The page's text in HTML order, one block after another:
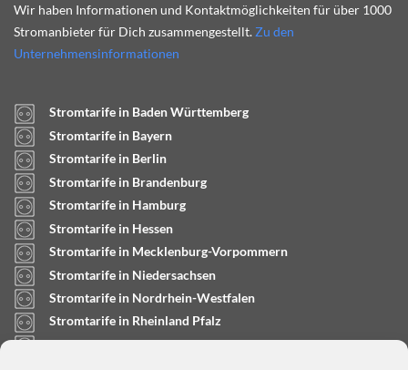
Wir haben Informationen und Kontaktmöglichkeiten für über 1000
Stromanbieter für Dich zusammengestellt. Zu den
Unternehmensinformationen
Stromtarife in Baden Württemberg
Stromtarife in Bayern
Stromtarife in Berlin
Stromtarife in Brandenburg
Stromtarife in Hamburg
Stromtarife in Hessen
Stromtarife in Mecklenburg-Vorpommern
Stromtarife in Niedersachsen
Stromtarife in Nordrhein-Westfalen
Stromtarife in Rheinland Pfalz
Stromtarife in Saarland